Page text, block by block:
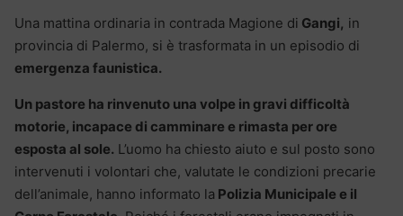
Una mattina ordinaria in contrada Magione di Gangi, in
provincia di Palermo, si è trasformata in un episodio di
emergenza faunistica.
Un pastore ha rinvenuto una volpe in gravi difficoltà
motorie, incapace di camminare e rimasta per ore
esposta al sole. L’uomo ha chiesto aiuto e sul posto sono
intervenuti i volontari che, valutate le condizioni precarie
dell’animale, hanno informato la Polizia Municipale e il